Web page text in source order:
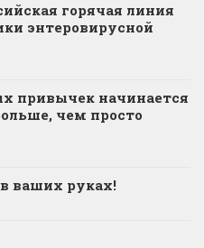
горячая линия
энтеровирусной
привычек начинается
чем просто
ваших руках!